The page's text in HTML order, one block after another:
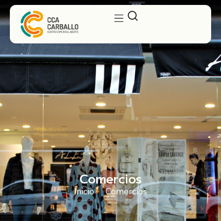
Comercios
Inicio Comercios